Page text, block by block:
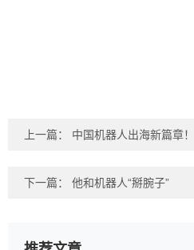
上一篇： 中国机器人出海新篇章！
下一篇： 他和机器人“掰腕子”